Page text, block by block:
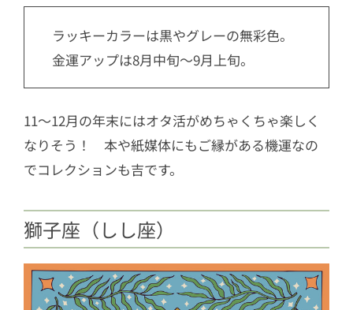
ラッキーカラーは黒やグレーの無彩色。
金運アップは8月中旬〜9月上旬。
11〜12月の年末にはオタ活がめちゃくちゃ楽しく
なりそう！ 本や紙媒体にもご縁がある機運なの
でコレクションも吉です。
獅子座（しし座）